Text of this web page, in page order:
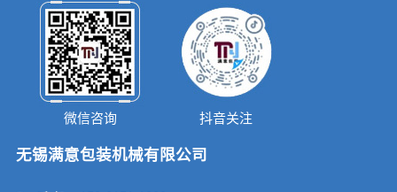
微信咨询 抖音关注
无锡满意包装机械有限公司